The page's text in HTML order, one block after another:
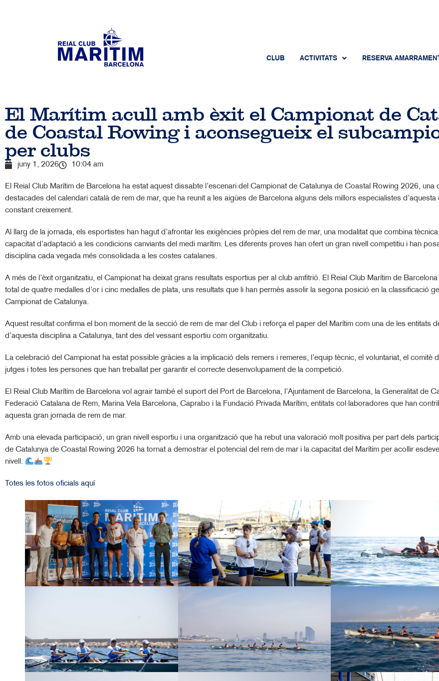
CLUB ACTIVITATS RESERVA
El Marítim acull amb èxit el Campionat de
de Coastal Rowing i aconsegueix el
per clubs
juny 1, 2026 10:04 am
El Reial Club Marítim de Barcelona ha estat aquest dissabte l’escenari del Campionat de Catalunya de Coastal Rowing 2026, una
destacades del calendari català de rem de mar, que ha reunit a les aigües de Barcelona alguns dels millors especialistes d’aquesta
constant creixement.
Al llarg de la jornada, els esportistes han hagut d’afrontar les exigències pròpies del rem de mar, una modalitat que combina
capacitat d’adaptació a les condicions canviants del medi marítim. Les diferents proves han ofert un gran nivell competitiu i han
disciplina cada vegada més consolidada a les costes catalanes.
A més de l’èxit organitzatiu, el Campionat ha deixat grans resultats esportius per al club amfitrió. El Reial Club Marítim de
total de quatre medalles d’or i cinc medalles de plata, uns resultats que li han permès assolir la segona posició en la classificació
Campionat de Catalunya.
Aquest resultat confirma el bon moment de la secció de rem de mar del Club i reforça el paper del Marítim com una de les entitats
d’aquesta disciplina a Catalunya, tant des del vessant esportiu com organitzatiu.
La celebració del Campionat ha estat possible gràcies a la implicació dels remers i remeres, l’equip tècnic, el voluntariat, el comitè
jutges i totes les persones que han treballat per garantir el correcte desenvolupament de la competició.
El Reial Club Marítim de Barcelona vol agrair també el suport del Port de Barcelona, l’Ajuntament de Barcelona, la Generalitat de
Federació Catalana de Rem, Marina Vela Barcelona, Caprabo i la Fundació Privada Marítim, entitats col·laboradores que han
aquesta gran jornada de rem de mar.
Amb una elevada participació, un gran nivell esportiu i una organització que ha rebut una valoració molt positiva per part dels
de Catalunya de Coastal Rowing 2026 ha tornat a demostrar el potencial del rem de mar i la capacitat del Marítim per acollir
nivell.
Totes les fotos oficials aquí